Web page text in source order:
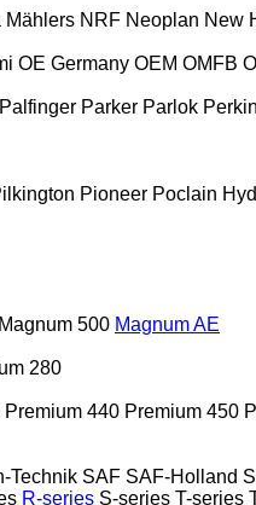
Mählers NRF Neoplan New
OE Germany OEM OMFB
Palfinger Parker Parlok
Pioneer Poclain
Magnum 500 Magnum AE
280
Premium 440 Premium 450
Technik SAF SAF-Holland
R-series S-series T-series